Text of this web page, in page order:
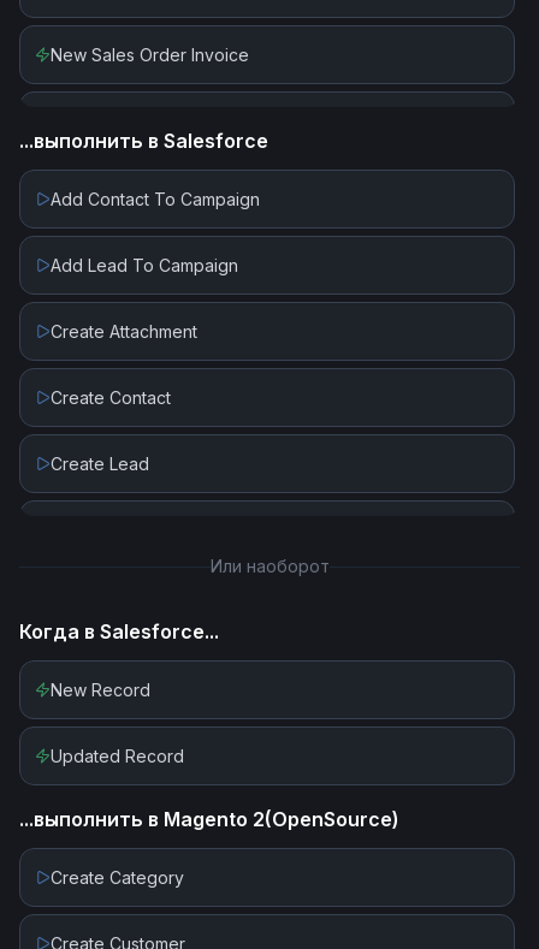
New Sales Order Invoice
...выполнить в Salesforce
Add Contact To Campaign
Add Lead To Campaign
Create Attachment
Create Contact
Create Lead
Get Records By Collections
Get Records by Query
Или наоборот
Когда в Salesforce...
New Record
Updated Record
...выполнить в Magento 2(OpenSource)
Create Category
Create Customer